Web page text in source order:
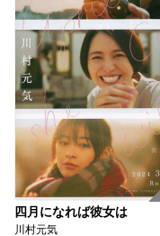
四月になれば彼女は
川村元気